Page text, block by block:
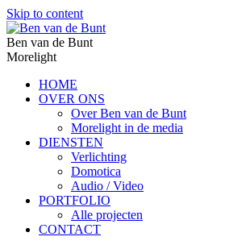
Skip to content
Ben van de Bunt
Morelight
HOME
OVER ONS
Over Ben van de Bunt
Morelight in de media
DIENSTEN
Verlichting
Domotica
Audio / Video
PORTFOLIO
Alle projecten
CONTACT